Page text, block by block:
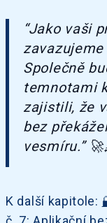
“Jako vaši
Společně
temnotami
zajistili, že
bez
vesmíru.”
K další kapitole: